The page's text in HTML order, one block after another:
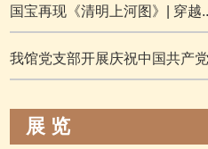
国宝再现《清明上河图》| 穿越
我馆党支部开展庆祝中国共产
展 览